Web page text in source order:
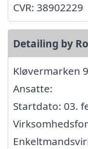
CVR: 38902229
Detailing by
Kløvermarken
Ansatte:
Startdato: 03.